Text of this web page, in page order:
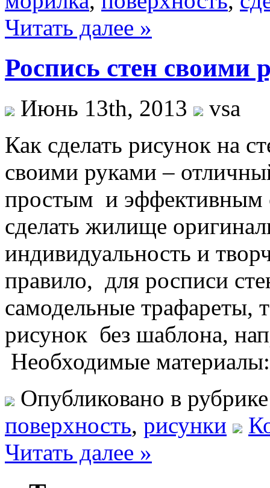
Читать далее »
Роспись стен своими
Июнь 13th, 2013
vsa
Как сделать рисунок на
своими руками –
простым и эффективным
сделать жилище
индивидуальность и
правило, для росписи
самодельные трафареты,
рисунок без шаблона,
Необходимые
Опубликовано в
поверхность, рисунки
Читать далее »